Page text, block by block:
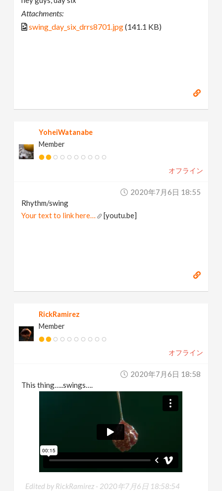
Attachments:
swing_day_six_drrs8701.jpg(141.1 KB)
YoheiWatanabe
Member
オフライン
2020年7月6日 18:55
Rhythm/swing
Your text to link here…
[youtu.be]
RickRamirez
Member
オフライン
2020年7月6日 18:58
This thing…..swings….
Edited by RickRamirez - 2020年7月6日 18:58:54